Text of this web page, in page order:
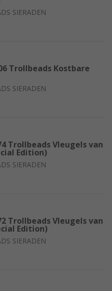
SIERADEN
Trollbeads Kostbare
SIERADEN
Trollbeads Vleugels van
Edition)
SIERADEN
Trollbeads Vleugels van
Edition)
SIERADEN